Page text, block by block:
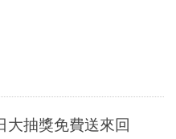
大抽獎免費送來回